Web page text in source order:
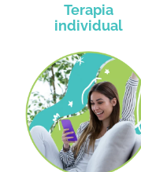
Terapia
individual